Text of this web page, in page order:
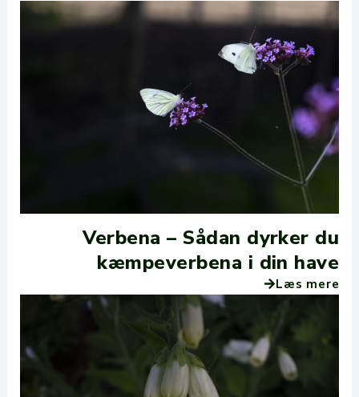
Verbena – Sådan dyrker du
kæmpeverbena i din have
Læs mere